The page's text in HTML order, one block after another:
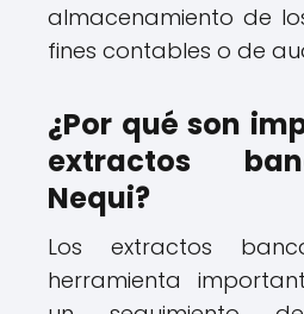
almacenamiento de
fines contables o de
¿Por qué son
extractos
Nequi?
Los extractos
herramienta